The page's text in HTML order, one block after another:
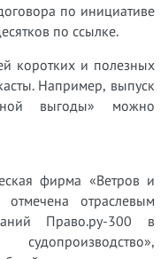
по инициативе
по ссылке.
коротких и полезных
Например, выпуск
выгоды» можно
фирма «Ветров и
отраслевым
Право.ру-300 в